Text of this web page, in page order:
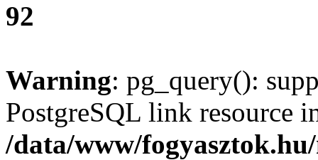
92
Warning: pg_query():
PostgreSQL link resource
/data/www/